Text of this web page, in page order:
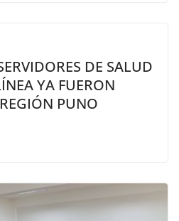
DE SALUD
YA FUERON
PUNO